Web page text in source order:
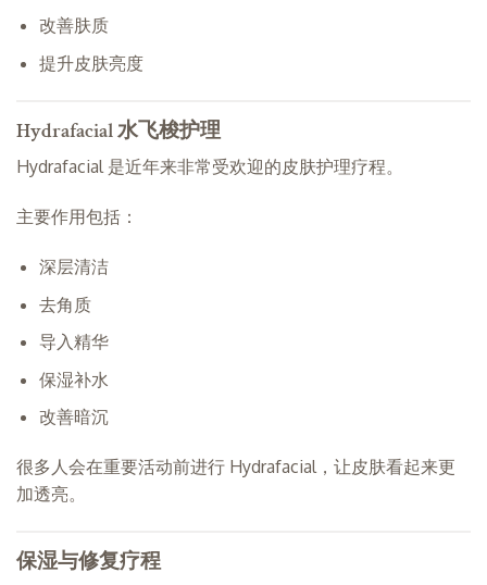
改善肤质
提升皮肤亮度
Hydrafacial 水飞梭护理
Hydrafacial 是近年来非常受欢迎的皮肤护理疗程。
主要作用包括：
深层清洁
去角质
导入精华
保湿补水
改善暗沉
很多人会在重要活动前进行 Hydrafacial，让皮肤看起来更
加透亮。
保湿与修复疗程